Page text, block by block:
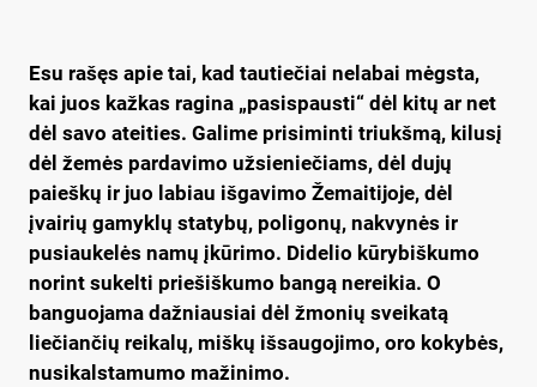
Esu rašęs apie tai, kad tautiečiai nelabai mėgsta,
kai juos kažkas ragina „pasispausti“ dėl kitų ar net
dėl savo ateities. Galime prisiminti triukšmą, kilusį
dėl žemės pardavimo užsieniečiams, dėl dujų
paieškų ir juo labiau išgavimo Žemaitijoje, dėl
įvairių gamyklų statybų, poligonų, nakvynės ir
pusiaukelės namų įkūrimo. Didelio kūrybiškumo
norint sukelti priešiškumo bangą nereikia. O
banguojama dažniausiai dėl žmonių sveikatą
liečiančių reikalų, miškų išsaugojimo, oro kokybės,
nusikalstamumo mažinimo.